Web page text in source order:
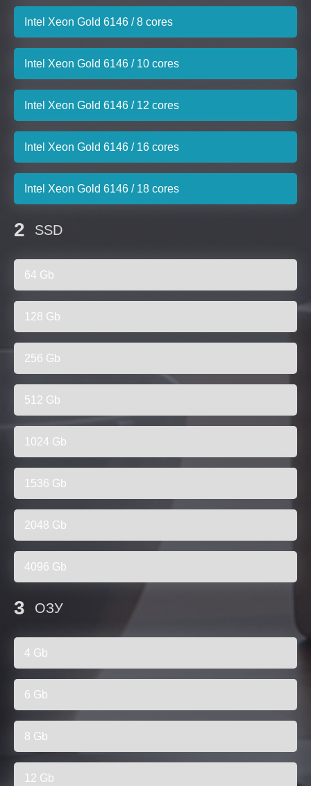
Intel Xeon Gold 6146 / 8 cores
Intel Xeon Gold 6146 / 10 cores
Intel Xeon Gold 6146 / 12 cores
Intel Xeon Gold 6146 / 16 cores
Intel Xeon Gold 6146 / 18 cores
2 SSD
64 Gb
128 Gb
256 Gb
512 Gb
1024 Gb
1536 Gb
2048 Gb
4096 Gb
3 ОЗУ
4 Gb
6 Gb
8 Gb
12 Gb